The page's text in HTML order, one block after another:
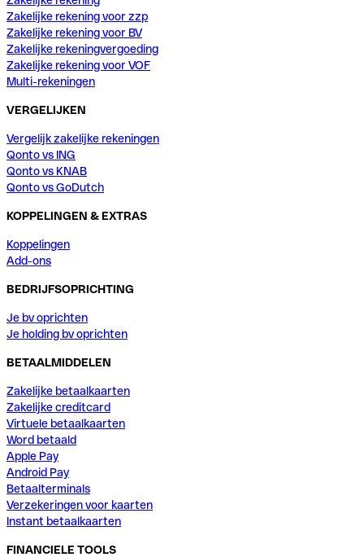
Zakelijke rekening voor zzp
Zakelijke rekening voor BV
Zakelijke rekeningvergoeding
Zakelijke rekening voor VOF
Multi-rekeningen
VERGELIJKEN
Vergelijk zakelijke rekeningen
Qonto vs ING
Qonto vs KNAB
Qonto vs GoDutch
KOPPELINGEN & EXTRAS
Koppelingen
Add-ons
BEDRIJFSOPRICHTING
Je bv oprichten
Je holding bv oprichten
BETAALMIDDELEN
Zakelijke betaalkaarten
Zakelijke creditcard
Virtuele betaalkaarten
Word betaald
Apple Pay
Android Pay
Betaalterminals
Verzekeringen voor kaarten
Instant betaalkaarten
FINANCIELE TOOLS